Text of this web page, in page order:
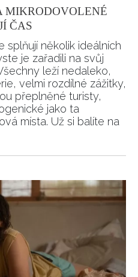
s
seZásadami
Extra s.r.o. bude s
k organizaci a
novinek.
zajímavé a exkluzivní
Pokud souhlasíte se
s.r.o., zaškrtněte toto pole.
MIKRODOVOLENÉ
ČAS
několik ideálních
je zařadili na svůj
leží nedaleko,
velmi rozdílné zážitky,
přeplněné turisty,
jako ta
místa. Už si balíte na